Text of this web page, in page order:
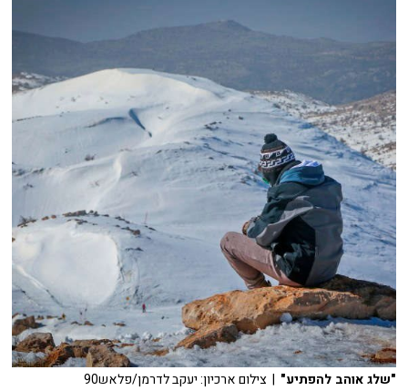
"שלג אוהב להפתיע" | צילום ארכיון: יעקב לדרמן/פלאש90